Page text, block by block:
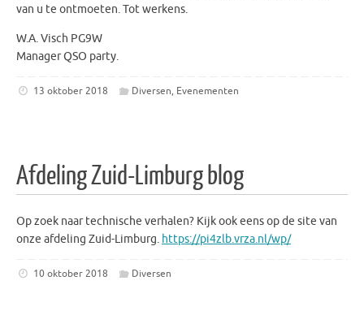
van u te ontmoeten. Tot werkens.
W.A. Visch PG9W
Manager QSO party.
13 oktober 2018 Diversen, Evenementen
Afdeling Zuid-Limburg blog
Op zoek naar technische verhalen? Kijk ook eens op de site van
onze afdeling Zuid-Limburg. https://pi4zlb.vrza.nl/wp/
10 oktober 2018 Diversen